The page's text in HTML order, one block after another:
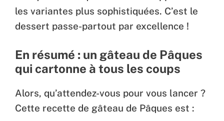
les variantes plus sophistiquées. C’est le
dessert passe-partout par excellence !
En résumé : un gâteau de Pâques
qui cartonne à tous les coups
Alors, qu’attendez-vous pour vous lancer ?
Cette recette de gâteau de Pâques est :